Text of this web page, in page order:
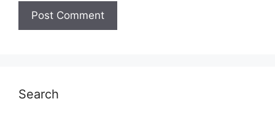
Search